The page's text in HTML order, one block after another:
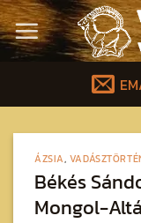
Skip
to
content
ÁZSIA,
Békés
Mongol-